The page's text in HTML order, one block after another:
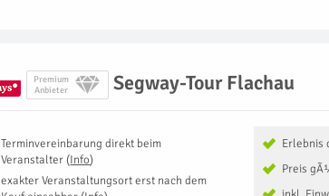
Premium
Anbieter
Segway-Tour Flachau
Erlebnis
Preis
Terminvereinbarung direkt beim
Veranstalter (Info)
exakter Veranstaltungsort erst nach dem